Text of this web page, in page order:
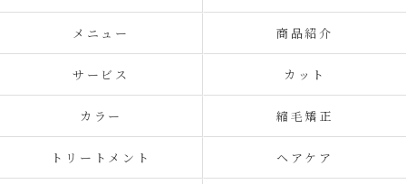
メニュー 商品紹介
サービス カット
カラー 縮毛矯正
トリートメント ヘアケア